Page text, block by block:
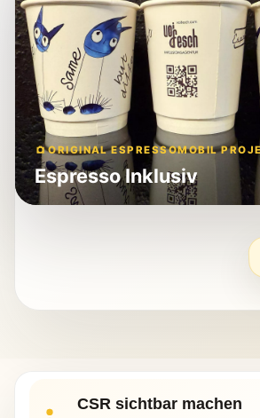
ORIGINAL ESPRESSOMOBIL
Espresso Inklusiv
CSR sichtbar machen